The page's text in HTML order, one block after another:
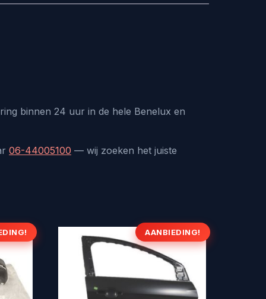
binnen 24 uur in de hele Benelux en
06-44005100 — wij zoeken het juiste
AANBIEDING!